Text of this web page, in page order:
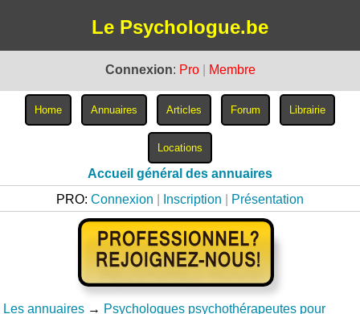
Le Psychologue.be
Connexion: Pro Membre
Accueil général des annuaires
PRO: Connexion Inscription Présentation
Les annuaires → Psychologues psychothérapeutes pour